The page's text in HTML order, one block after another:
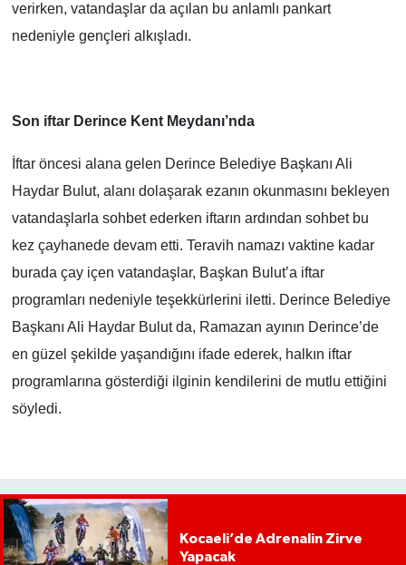
verirken, vatandaşlar da açılan bu anlamlı pankart
nedeniyle gençleri alkışladı.
Son iftar Derince Kent Meydanı’nda
İftar öncesi alana gelen Derince Belediye Başkanı Ali
Haydar Bulut, alanı dolaşarak ezanın okunmasını bekleyen
vatandaşlarla sohbet ederken iftarın ardından sohbet bu
kez çayhanede devam etti. Teravih namazı vaktine kadar
burada çay içen vatandaşlar, Başkan Bulut’a iftar
programları nedeniyle teşekkürlerini iletti. Derince Belediye
Başkanı Ali Haydar Bulut da, Ramazan ayının Derince’de
en güzel şekilde yaşandığını ifade ederek, halkın iftar
programlarına gösterdiği ilginin kendilerini de mutlu ettiğini
söyledi.
Kocaeli’de Adrenalin Zirve
Yapacak